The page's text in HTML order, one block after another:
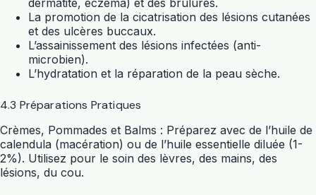
La promotion de la cicatrisation des lésions cutanées
et des ulcères buccaux.
L’assainissement des lésions infectées (anti-
microbien).
L’hydratation et la réparation de la peau sèche.
4.3 Préparations Pratiques
Crèmes, Pommades et Balms : Préparez avec de l’huile de
calendula (macération) ou de l’huile essentielle diluée (1-
2%). Utilisez pour le soin des lèvres, des mains, des
lésions, du cou.